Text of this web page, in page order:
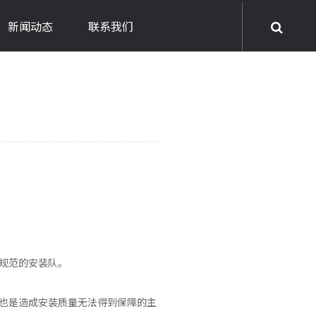
新闻动态 联系我们
的安装队。
是造成安装质量无法得到保障的主